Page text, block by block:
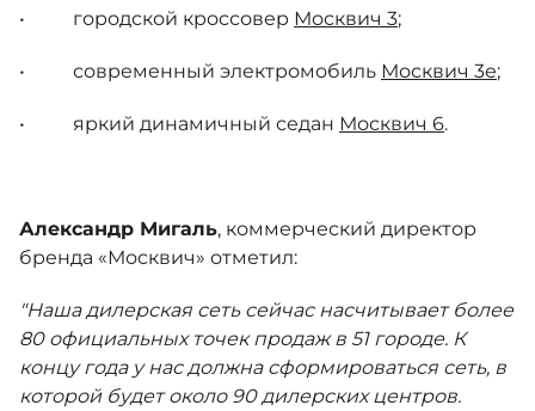
• городской кроссовер Москвич 3;
• современный электромобиль Москвич 3е;
• яркий динамичный седан Москвич 6.
Александр Мигаль, коммерческий директор
бренда «Москвич» отметил:
"Наша дилерская сеть сейчас насчитывает более
80 официальных точек продаж в 51 городе. К
концу года у нас должна сформироваться сеть, в
которой будет около 90 дилерских центров.